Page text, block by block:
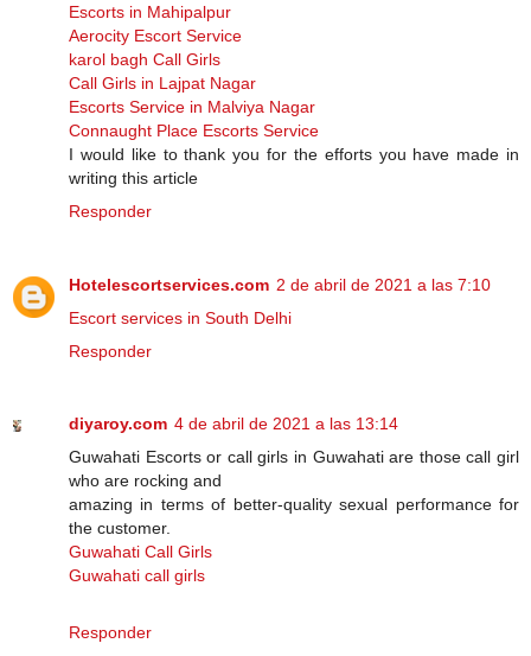
Escorts in Mahipalpur
Aerocity Escort Service
karol bagh Call Girls
Call Girls in Lajpat Nagar
Escorts Service in Malviya Nagar
Connaught Place Escorts Service
I would like to thank you for the efforts you have made in
writing this article
Responder
Hotelescortservices.com 2 de abril de 2021 a las 7:10
Escort services in South Delhi
Responder
diyaroy.com 4 de abril de 2021 a las 13:14
Guwahati Escorts or call girls in Guwahati are those call girl
who are rocking and
amazing in terms of better-quality sexual performance for
the customer.
Guwahati Call Girls
Guwahati call girls
Responder